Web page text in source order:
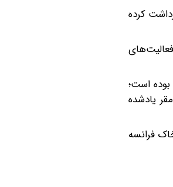
این گروهک را بازداشت کرده
است؛
یادشده
منافقین از حضور در خاک فرانسه